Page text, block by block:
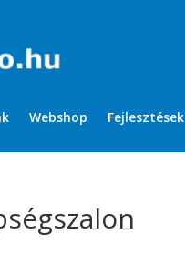
Webshop Fejlesztések